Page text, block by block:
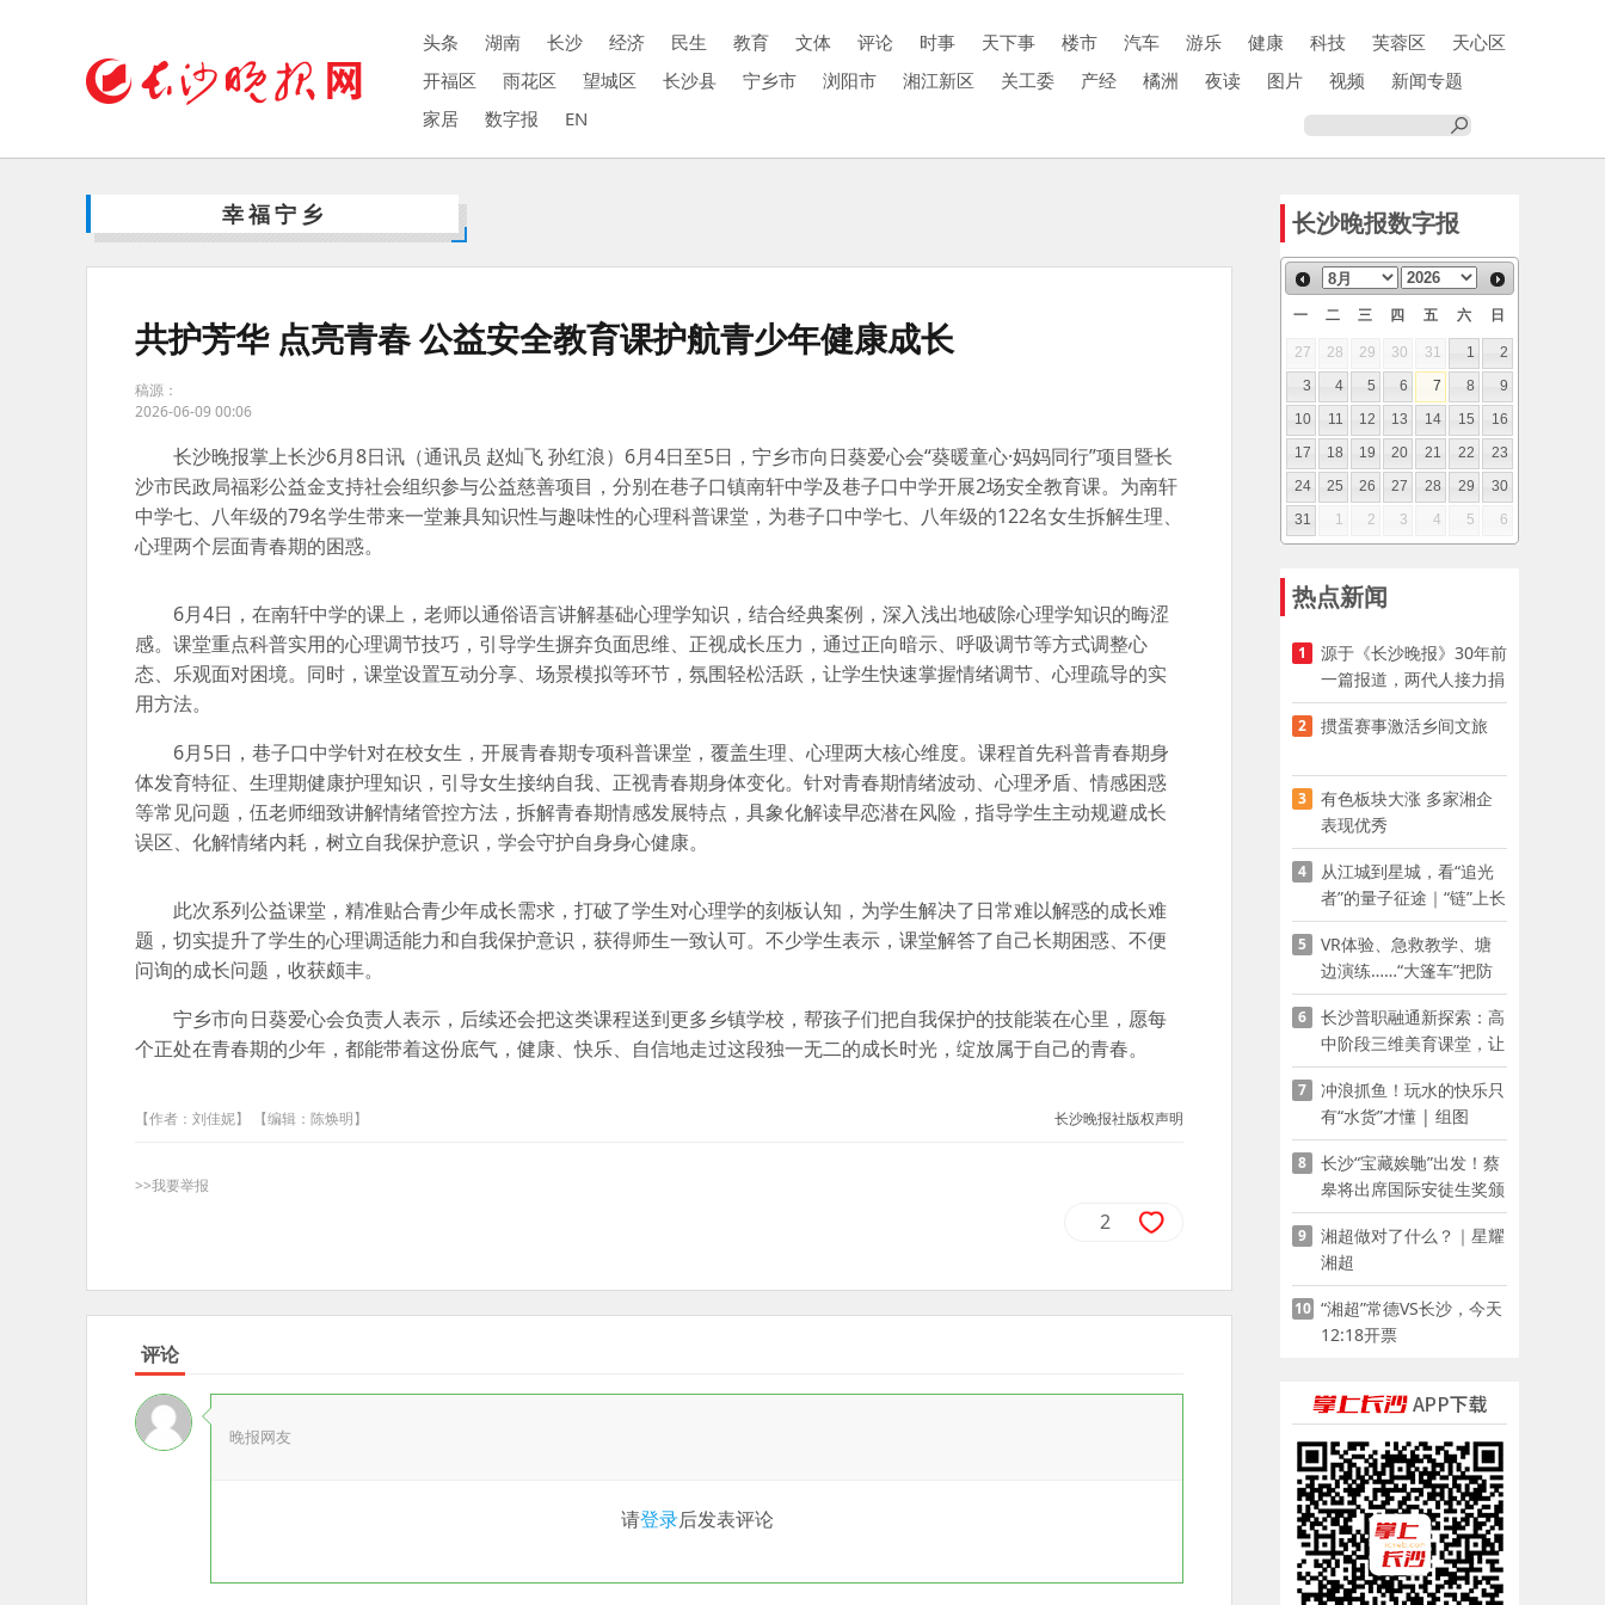
头条 湖南 长沙 经济 民生 教育 文体 评论 时事 天下事 楼市 汽车 游乐 健康 科技 芙蓉区
天心区
开福区
雨花区 望城区 长沙县 宁乡市 浏阳市 湘江新区 关工委 产经 橘洲 夜读 图片 视频
新闻专题
家居
数字报 EN
幸福宁乡
共护芳华 点亮青春 公益安全教育课护航青少年健康成长
稿源：
2026-06-09 00:06
长沙晚报掌上长沙6月8日讯（通讯员 赵灿飞 孙红浪） 6月4日至5日，宁乡市向日葵爱心会“葵暖童心·妈妈同行”项目暨长
沙市民政局福彩公益金支持社会组织参与公益慈善项目，分别在巷子口镇南轩中学及巷子口中学开展2场安全教育课。为南轩
中学七、八年级的79名学生带来一堂兼具知识性与趣味性的心理科普课堂，为巷子口中学七、八年级的122名女生拆解生理、
心理两个层面青春期的困惑。
6月4日，在南轩中学的课上，老师以通俗语言讲解基础心理学知识，结合经典案例，深入浅出地破除心理学知识的晦涩
感。课堂重点科普实用的心理调节技巧，引导学生摒弃负面思维、正视成长压力，通过正向暗示、呼吸调节等方式调整心
态、乐观面对困境。同时，课堂设置互动分享、场景模拟等环节，氛围轻松活跃，让学生快速掌握情绪调节、心理疏导的实
用方法。
6月5日，巷子口中学针对在校女生，开展青春期专项科普课堂，覆盖生理、心理两大核心维度。课程首先科普青春期身
体发育特征、生理期健康护理知识，引导女生接纳自我、正视青春期身体变化。针对青春期情绪波动、心理矛盾、情感困惑
等常见问题，伍老师细致讲解情绪管控方法，拆解青春期情感发展特点，具象化解读早恋潜在风险，指导学生主动规避成长
误区、化解情绪内耗，树立自我保护意识，学会守护自身身心健康。
此次系列公益课堂，精准贴合青少年成长需求，打破了学生对心理学的刻板认知，为学生解决了日常难以解惑的成长难
题，切实提升了学生的心理调适能力和自我保护意识，获得师生一致认可。不少学生表示，课堂解答了自己长期困惑、不便
问询的成长问题，收获颇丰。
宁乡市向日葵爱心会负责人表示，后续还会把这类课程送到更多乡镇学校，帮孩子们把自我保护的技能装在心里，愿每
个正处在青春期的少年，都能带着这份底气，健康、快乐、自信地走过这段独一无二的成长时光，绽放属于自己的青春。
【作者：刘佳妮】 【编辑：陈焕明】 长沙晚报社版权声明
>>我要举报
2
评论
晚报网友
请登录后发表评论
长沙晚报数字报
一 二 三 四 五 六 日
27 28 29 30 31 1
2
3
4 5 6 7 8
9
10
11 12 13 14 15
16
17
18 19 20 21 22
23
24
25 26 27 28 29
30
31
1 2 3 4 5 6
热点新闻
1
源于《长沙晚报》30年前
一篇报道，两代人接力捐
资助学
2 掼蛋赛事激活乡间文旅
3
有色板块大涨 多家湘企
表现优秀
4
从江城到星城，看“追光
者”的量子征途｜“链”上长
沙 “才”够硬核
5
VR体验、急救教学、塘
边演练……“大篷车”把防
溺水课堂搬到乡村青少年
家门口
6
长沙普职融通新探索：高
中阶段三维美育课堂，让
少年向美而生
7
冲浪抓鱼！玩水的快乐只
有“水货”才懂 | 组图
8
长沙“宝藏娭毑”出发！蔡
皋将出席国际安徒生奖颁
奖典礼并领奖
9
湘超做对了什么？｜星耀
湘超
10 “湘超”常德VS长沙，今天
12:18开票